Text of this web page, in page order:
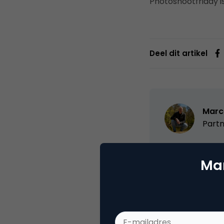
Deel dit artikel
VPRO,